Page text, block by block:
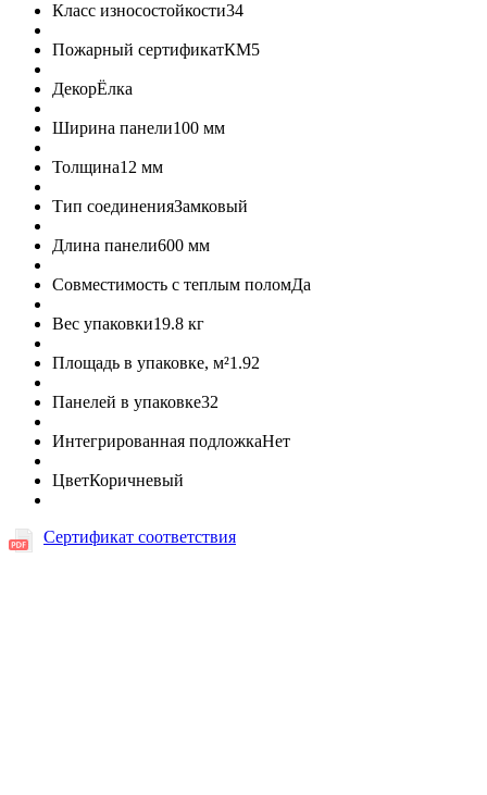
Класс износостойкости34
Пожарный сертификатКМ5
ДекорЁлка
Ширина панели100 мм
Толщина12 мм
Тип соединенияЗамковый
Длина панели600 мм
Совместимость с теплым поломДа
Вес упаковки19.8 кг
Площадь в упаковке, м²1.92
Панелей в упаковке32
Интегрированная подложкаНет
ЦветКоричневый
Сертификат соответствия